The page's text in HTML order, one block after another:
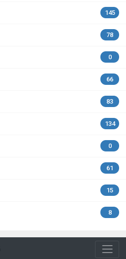
145
78
0
66
83
134
0
61
15
8